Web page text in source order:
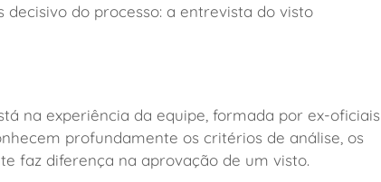
do processo: a entrevista do visto
na experiência da equipe, formada por ex-oficiais
profundamente os critérios de análise, os
faz diferença na aprovação de um visto.